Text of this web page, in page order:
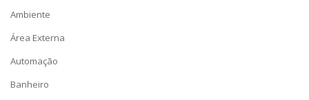
Ambiente
Área Externa
Automação
Banheiro